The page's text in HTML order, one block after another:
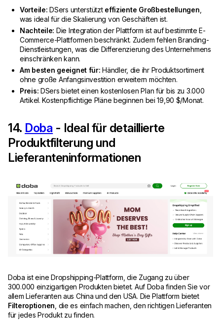
Vorteile:DSers unterstützt effiziente Großbestellungen
was ideal für die Skalierung von Geschäften ist.
Nachteile: Die Integration der Plattform ist auf bestimmte E-
Commerce-Plattformen beschränkt. Zudem fehlen Branding-
Dienstleistungen, was die Differenzierung des Unternehmens
einschränken kann.
Am besten geeignet für:Händler, die ihr Produktsortiment
ohne große Anfangsinvestition erweitern möchten.
Preis:DSers bietet einen kostenlosen Plan für bis zu 3.000
Artikel. Kostenpflichtige Pläne beginnen bei 19,90 $/Monat.
14. Doba - Ideal für detaillierte
Produktfilterung und
Lieferanteninformationen
Doba ist eine Dropshipping-Plattform, die Zugang zu über
300.000 einzigartigen Produkten bietet. Auf Doba finden Sie vor
allem Lieferanten aus China und den USA. Die Plattform bietet
Filteroptionen , die es einfach machen, den richtigen Lieferanten
für jedes Produkt zu finden.